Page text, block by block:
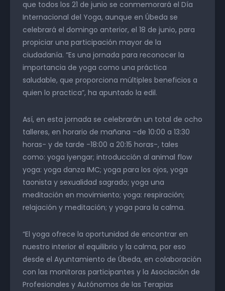
que todos los 21 de junio se conmemorará el Día
Internacional del Yoga, aunque en Úbeda se
celebrará el domingo anterior, el 18 de junio, para
propiciar una participación mayor de la
ciudadanía. “Es una jornada para reconocer la
importancia de yoga como una práctica
saludable, que proporciona múltiples beneficios a
quien lo practica”, ha apuntado la edil.
Así, en esta jornada se celebrarán un total de ocho
talleres, en horario de mañana –de 10:00 a 13:30
horas- y de tarde -18:00 a 20:15 horas-, tales
como: yoga iyengar; introducción al animal flow
yoga: yoga danza IMC; yoga para los ojos, yoga
taonista y sexualidad sagrado; yoga una
meditación en movimiento; yoga: respiración;
relajación y meditación; y yoga para la calma.
“El yoga ofrece la oportunidad de encontrar en
nuestro interior el equilibrio y la calma, por eso
desde el Ayuntamiento de Úbeda, en colaboración
con las monitoras participantes y la Asociación de
Profesionales y Autónomos de las Terapias